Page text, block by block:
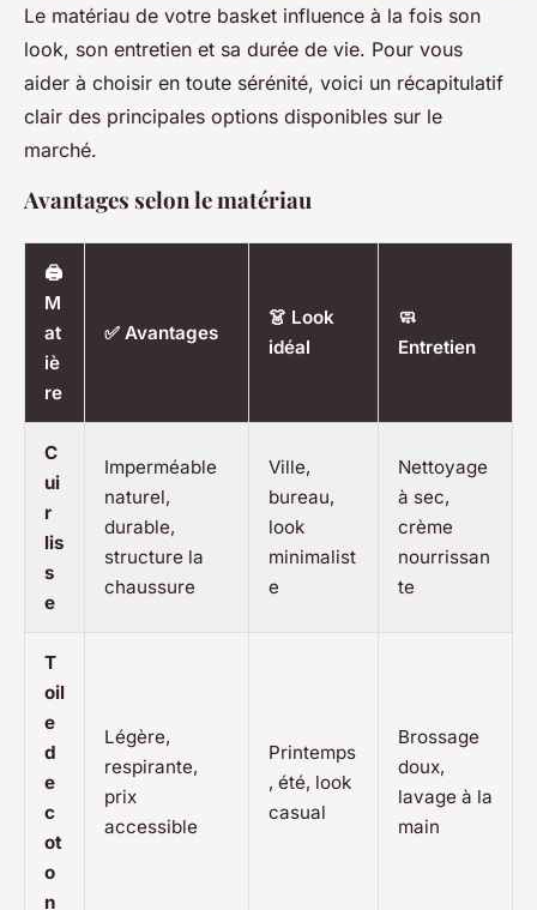
Le matériau de votre basket influence à la fois son
look, son entretien et sa durée de vie. Pour vous
aider à choisir en toute sérénité, voici un récapitulatif
clair des principales options disponibles sur le
marché.
Avantages selon le matériau
🖨️
M
at
iè
re
✅ Avantages
👗 Look
idéal
🧼
Entretien
C
ui
r
lis
s
e
Imperméable
naturel,
durable,
structure la
chaussure
Ville,
bureau,
look
minimalist
e
Nettoyage
à sec,
crème
nourrissan
te
T
oil
e
d
e
c
ot
o
n
Légère,
respirante,
prix
accessible
Printemps
, été, look
casual
Brossage
doux,
lavage à la
main